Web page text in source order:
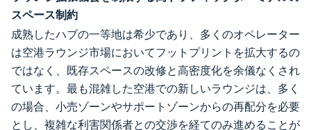
スペース制約
成熟したハブの一等地は希少であり、多くのオペレーター
は空港ラウンジ市場においてフットプリントを拡大するの
ではなく、既存スペースの改修と高密度化を余儀なくされ
ています。最も混雑した空港での新しいラウンジは、多く
の場合、小売ゾーンやサポートゾーンからの再配分を必要
とし、複雑な利害関係者との交渉を経てのみ進めることが